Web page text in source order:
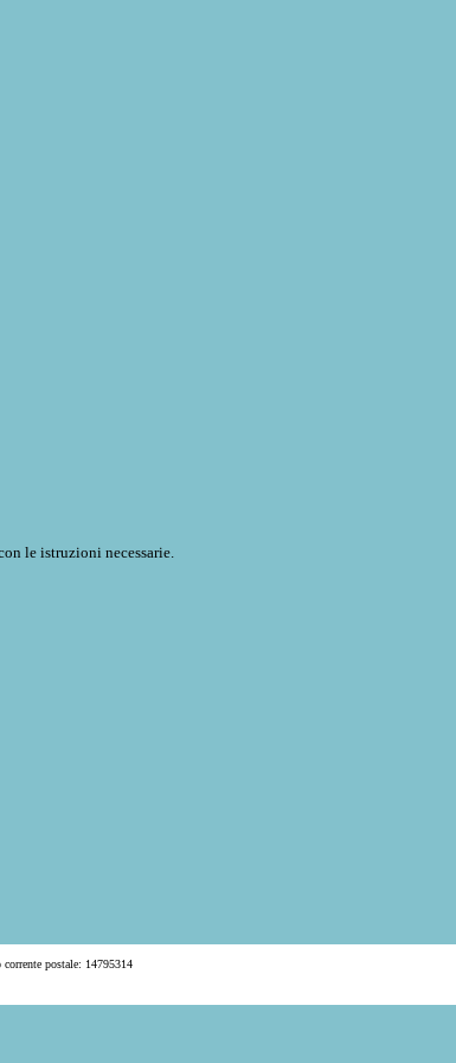
le istruzioni necessarie.
postale: 14795314